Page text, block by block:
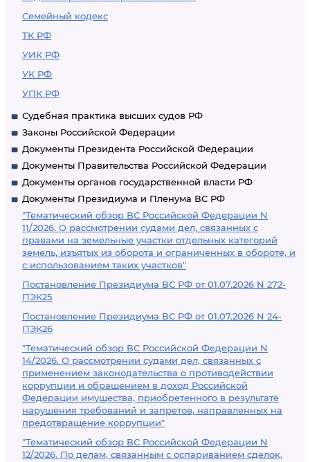
Семейный кодекс
ТК РФ
УИК РФ
УК РФ
УПК РФ
Судебная практика высших судов РФ
Законы Российской Федерации
Документы Президента Российской Федерации
Документы Правительства Российской Федерации
Документы органов государственной власти РФ
Документы Президиума и Пленума ВС РФ
"Тематический обзор ВС Российской Федерации N
11/2026. О рассмотрении судами дел, связанных с
правами на земельные участки отдельных категорий
земель, изъятых из оборота и ограниченных в обороте, и
с использованием таких участков"
Постановление Президиума ВС РФ от 01.07.2026 N 272-
ПЭК25
Постановление Президиума ВС РФ от 01.07.2026 N 24-
ПЭК26
"Тематический обзор ВС Российской Федерации N
14/2026. О рассмотрении судами дел, связанных с
применением законодательства о противодействии
коррупции и обращением в доход Российской
Федерации имущества, приобретенного в результате
нарушения требований и запретов, направленных на
предотвращение коррупции"
"Тематический обзор ВС Российской Федерации N
12/2026. По делам, связанным с оспариванием сделок,